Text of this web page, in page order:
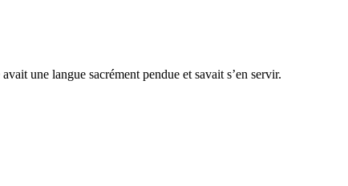
une langue sacrément pendue et savait s’en servir.